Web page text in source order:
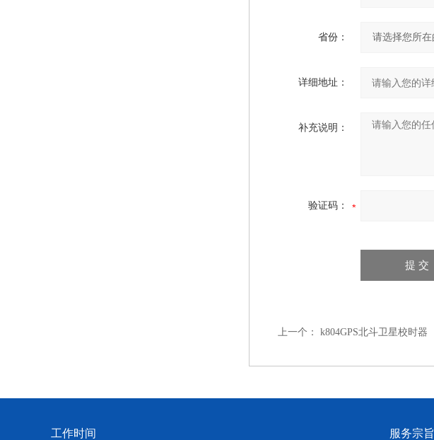
省份：
详细地址：
补充说明：
验证码：
上一个： k804GPS北斗卫星校时器
工作时间 服务宗旨